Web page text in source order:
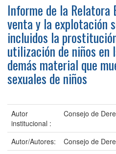
Informe de la Relatora
venta y la explotación
incluidos la
utilización de niños en
demás material que
sexuales de niños
Autor
institucional :
Consejo de
Autor/Autores:
Consejo de